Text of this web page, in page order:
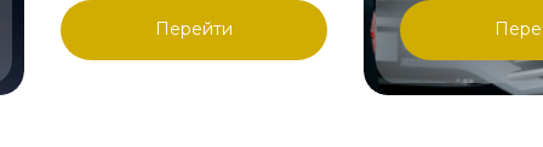
Перейти